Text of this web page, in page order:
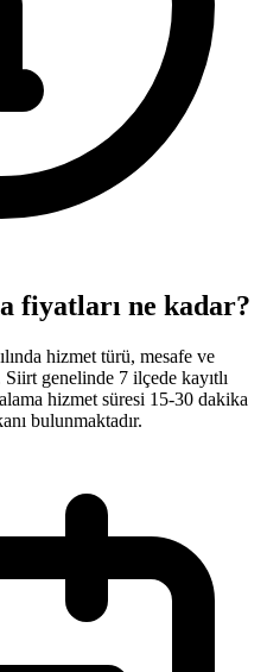
fiyatları ne kadar?
hizmet türü, mesafe ve
genelinde 7 ilçede kayıtlı
hizmet süresi 15-30 dakika
bulunmaktadır.